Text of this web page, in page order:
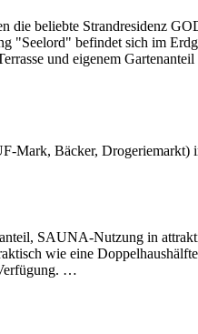
die beliebte Strandresidenz
befindet sich im
und eigenem
Bäcker, Drogeriemarkt)
SAUNA-Nutzung in
wie eine
…